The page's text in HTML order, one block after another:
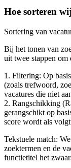
Hoe sorteren
Sortering van
Bij het tonen van
uit twee stappen om
1. Filtering: Op
(zoals trefwoord,
vacatures die niet
2. Rangschikking
gerangschikt op
score wordt als
Tekstuele match:
zoektermen en de
functietitel het